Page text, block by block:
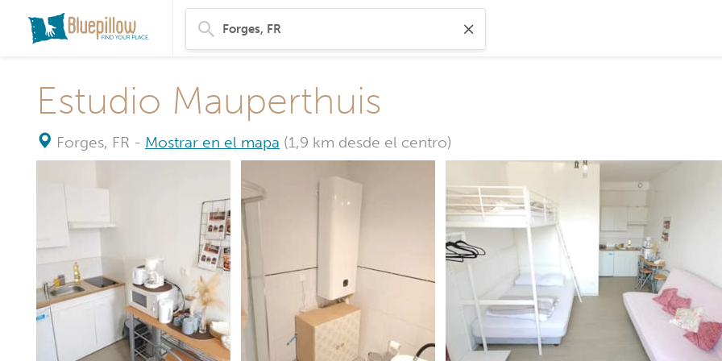
Estudio Mauperthuis
Forges, FR - Mostrar en el mapa (1,9 km desde el centro)